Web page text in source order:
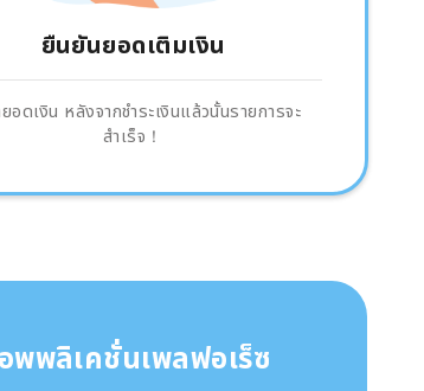
ยืนยันยอดเติมเงิน
อดเงิน หลังจากชำระเงินแล้วนั้นรายการจะ
สำเร็จ！
พพลิเคชั่นเพลฟอเร็ซ